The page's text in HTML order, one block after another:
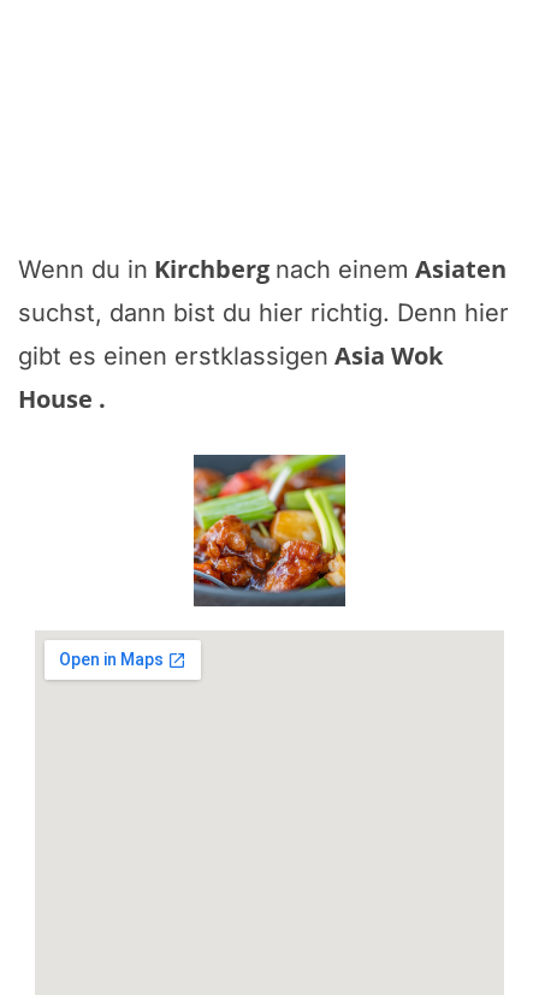
Wenn du in Kirchberg nach einem Asiaten
suchst, dann bist du hier richtig. Denn hier
gibt es einen erstklassigen Asia Wok
House .